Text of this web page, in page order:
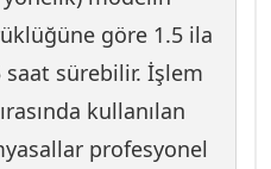
göre 1.5 ila
saat sürebilir. İşlem
kullanılan
profesyonel